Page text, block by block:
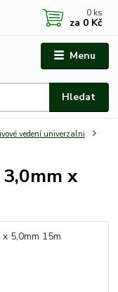
Menu
Hledat
0 ks
za 0 Kč
vedení univerzalni
x